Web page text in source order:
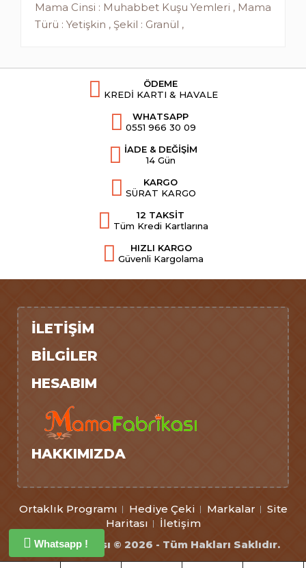
Mama Cinsi : Muhabbet Kuşu Yemleri , Mama
Türü : Yetişkin , Şekil : Granül ,
Whatsapp !
ÖDEME
KREDİ KARTI & HAVALE
WHATSAPP
0551 966 30 09
İADE & DEĞİŞİM
14 Gün
KARGO
SÜRAT KARGO
12 TAKSİT
Tüm Kredi Kartlarına
HIZLI KARGO
Güvenli Kargolama
İLETIŞIM
BILGILER
HESABIM
HAKKIMIZDA
Ortaklık Programı Hediye Çeki Markalar
Site
Haritası
İletişim
Mamafabrikası © 2026 - Tüm Hakları Saklıdır.